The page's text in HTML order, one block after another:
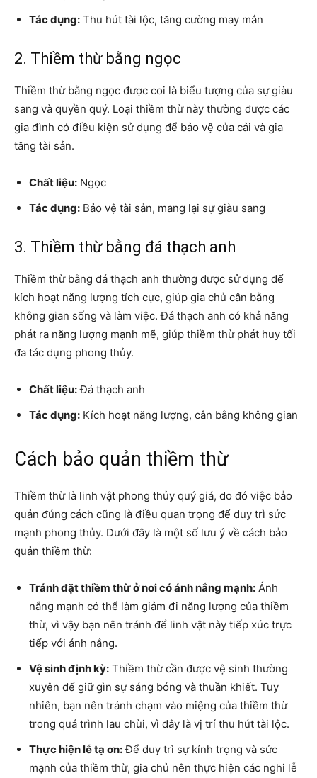
Tác dụng: Thu hút tài lộc, tăng cường may mắn
2. Thiềm thừ bằng ngọc
Thiềm thừ bằng ngọc được coi là biểu tượng của sự giàu
sang và quyền quý. Loại thiềm thừ này thường được các
gia đình có điều kiện sử dụng để bảo vệ của cải và gia
tăng tài sản.
Chất liệu: Ngọc
Tác dụng: Bảo vệ tài sản, mang lại sự giàu sang
3. Thiềm thừ bằng đá thạch anh
Thiềm thừ bằng đá thạch anh thường được sử dụng để
kích hoạt năng lượng tích cực, giúp gia chủ cân bằng
không gian sống và làm việc. Đá thạch anh có khả năng
phát ra năng lượng mạnh mẽ, giúp thiềm thừ phát huy tối
đa tác dụng phong thủy.
Chất liệu:Đá thạch anh
Tác dụng: Kích hoạt năng lượng, cân bằng không gian
Cách bảo quản thiềm thừ
Thiềm thừ là linh vật phong thủy quý giá, do đó việc bảo
quản đúng cách cũng là điều quan trọng để duy trì sức
mạnh phong thủy. Dưới đây là một số lưu ý về cách bảo
quản thiềm thừ:
Tránh đặt thiềm thừ ở nơi có ánh nắng mạnh: Ánh
nắng mạnh có thể làm giảm đi năng lượng của thiềm
thừ, vì vậy bạn nên tránh để linh vật này tiếp xúc trực
tiếp với ánh nắng.
Vệ sinh định kỳ: Thiềm thừ cần được vệ sinh thường
xuyên để giữ gìn sự sáng bóng và thuần khiết. Tuy
nhiên, bạn nên tránh chạm vào miệng của thiềm thừ
trong quá trình lau chùi, vì đây là vị trí thu hút tài lộc.
Thực hiện lễ tạ ơn:Để duy trì sự kính trọng và sức
mạnh của thiềm thừ, gia chủ nên thực hiện các nghi lễ